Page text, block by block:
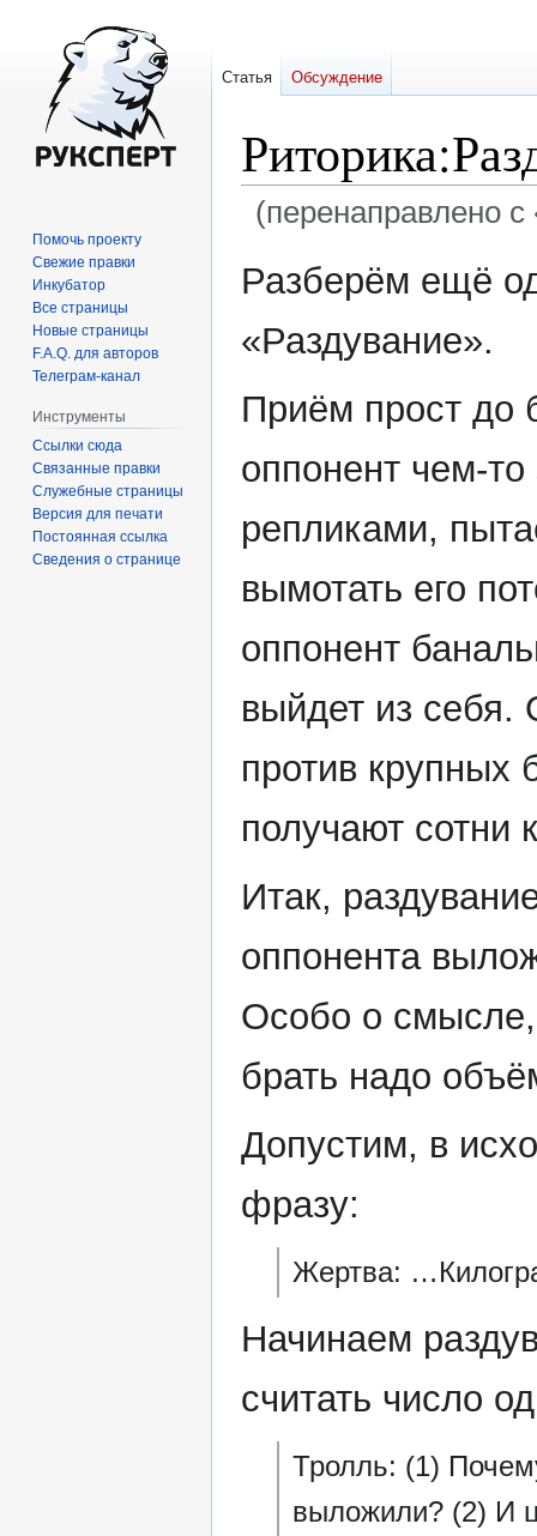
(перенаправлено с
ккРазберём ещё
«Раздувание».
Приём прост до
оппонент чем-
репликами,
вымотать его
оппонент
выйдет из себя.
против крупных
получают сотни
Итак,
оппонента
Особо о смысле,
брать надо
Допустим, в
фразу:
Жертва:
Начинаем
считать число
Тролль: (1)
выложили? (2) И
Статья Обсуждение
Помочь проекту
Свежие правки
Инкубатор
Все страницы
Новые страницы
F.A.Q. для авторов
Телеграм-канал
Инструменты
Ссылки сюда
Связанные правки
Служебные страницы
Версия для печати
Постоянная ссылка
Сведения о странице